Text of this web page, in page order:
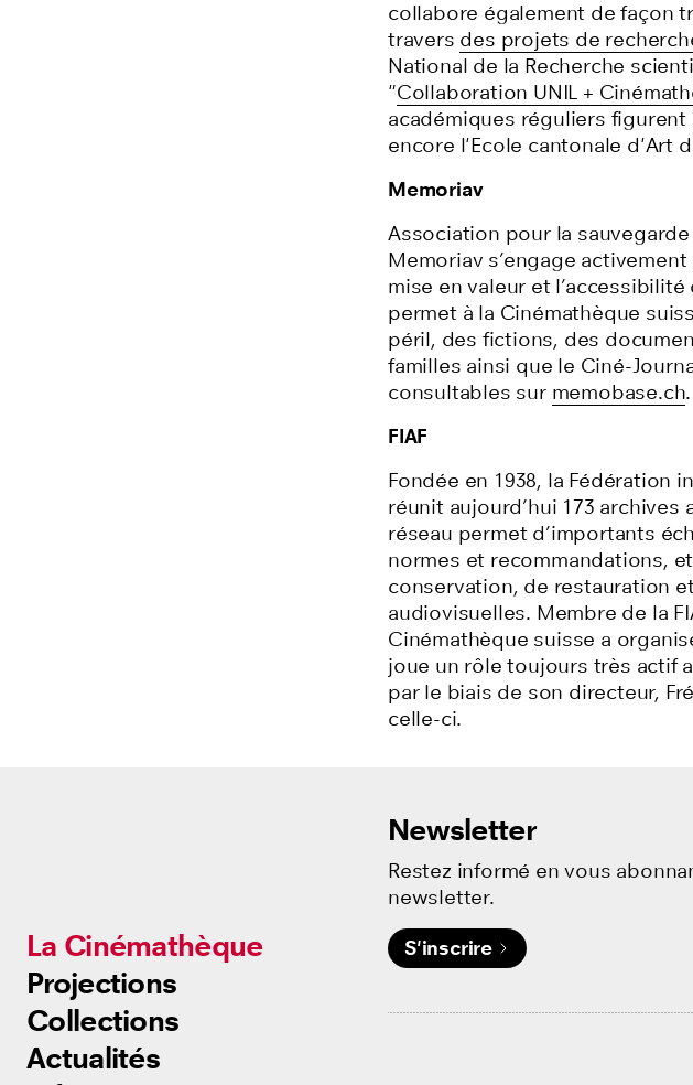
La Cinémathèque
Projections
Collections
Actualités
La Cinémathèque
Projections
Collections
Actualités
collabore également de façon
travers des projets de
National de la Recherche
"Collaboration UNIL +
académiques réguliers
encore l'Ecole cantonale d'Art
Memoriav
Association pour la
Memoriav s’engage
mise en valeur et
permet à la Cinémathèque
péril, des fictions, des
familles ainsi que le Ciné-
consultables sur memobase.ch.
FIAF
Fondée en 1938, la Fédération
réunit aujourd’hui 173
réseau permet d’importants
normes et recommandations,
conservation, de restauration
audiovisuelles. Membre de la
Cinémathèque suisse a
joue un rôle toujours très actif
par le biais de son directeur,
celle-ci.
Newsletter
Restez informé en vous
newsletter.
S'inscrire